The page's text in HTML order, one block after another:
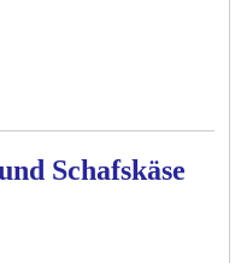
Schafskäse